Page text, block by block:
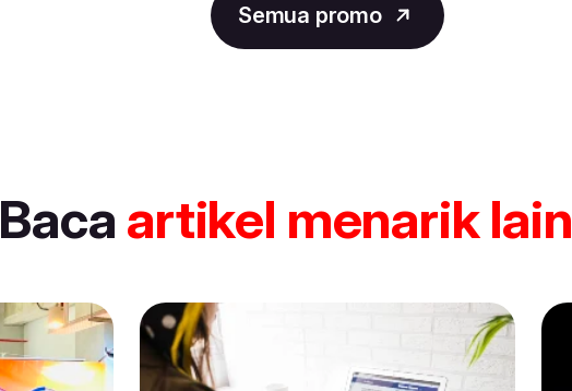
Semua promo
Baca artikel menarik